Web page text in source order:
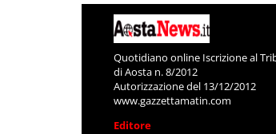
Quotidiano online Iscrizione al
di Aosta n. 8/2012
Autorizzazione del 13/12/2012
www.gazzettamatin.com
Editore